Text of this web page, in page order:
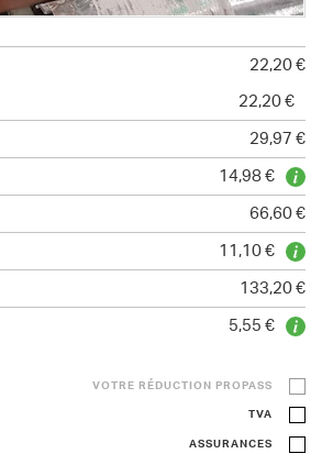
22,20 €
22,20 €
29,97 €
14,98 €
66,60 €
11,10 €
133,20 €
5,55 €
VOTRE RÉDUCTION PROPASS
TVA
ASSURANCES